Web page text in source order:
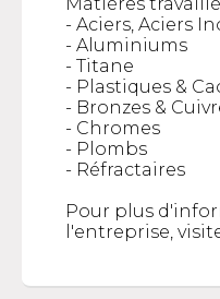
- Aciers, Aciers
- Aluminiums
- Titane
- Plastiques &
- Bronzes &
- Chromes
- Plombs
- Réfractaires
Pour plus
l'entreprise,